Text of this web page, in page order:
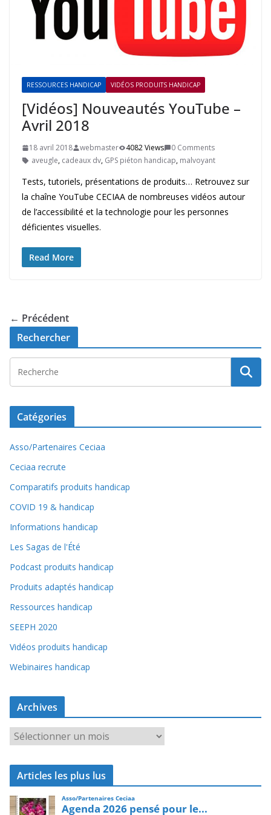
RESSOURCES HANDICAP VIDÉOS PRODUITS HANDICAP
[Vidéos] Nouveautés YouTube –
Avril 2018
18 avril 2018 webmaster 4082 Views
0 Comments
aveugle, cadeaux dv, GPS piéton handicap, malvoyant
Tests, tutoriels, présentations de produits… Retrouvez sur
la chaîne YouTube CECIAA de nombreuses vidéos autour
de l’accessibilité et la technologie pour les personnes
déficientes visuelles.
Read More
← Précédent
Rechercher
Catégories
Asso/Partenaires Ceciaa
Ceciaa recrute
Comparatifs produits handicap
COVID 19 & handicap
Informations handicap
Les Sagas de l'Été
Podcast produits handicap
Produits adaptés handicap
Ressources handicap
SEEPH 2020
Vidéos produits handicap
Webinaires handicap
Archives
r
c
i
v
Articles les plus lus